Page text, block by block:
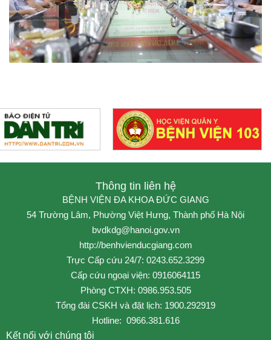
Thông tin liên hệ
BỆNH VIỆN ĐA KHOA ĐỨC GIANG
54 Trường Lâm, Phường Việt Hưng, Thành phố Hà Nội
bvdkdg@hanoi.gov.vn
http://benhvienducgiang.com
Trực Cấp cứu 24/7: 0243.652.3299
Cấp cứu ngoại viện: 0916064115
Phòng CTXH: 0986.953.505
Tổng đài CSKH và đặt lịch: 1900.292919
Hotline: 0966.381.616
Kết nối với chúng tôi